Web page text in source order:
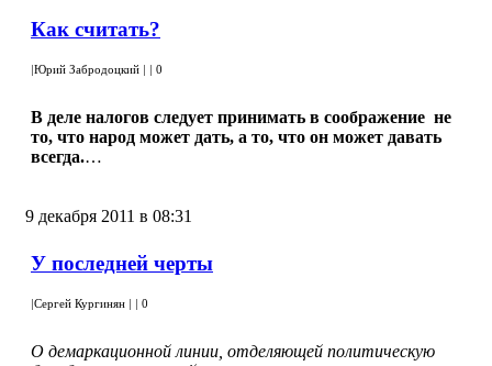
Как считать?
|Юрий Забродоцкий | | 0
В деле налогов следует принимать в соображение не
то, что народ может дать, а то, что он может давать
всегда.…
9 декабря 2011 в 08:31
У последней черты
|Сергей Кургинян | | 0
О демаркационной линии, отделяющей политическую